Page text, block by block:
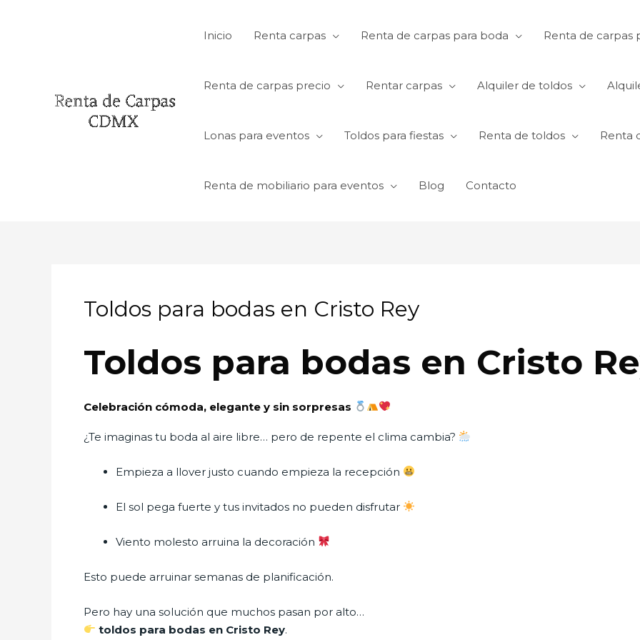
Inicio Renta carpas Renta de carpas para boda Renta de carpas
Renta de carpas precio Rentar carpas Alquiler de toldos
Lonas para eventos Toldos para fiestas Renta de toldos Renta
Renta de mobiliario para eventos Blog Contacto
Toldos para bodas en Cristo Rey
Toldos para bodas en Cristo
Celebración cómoda, elegante y sin sorpresas
¿Te imaginas tu boda al aire libre… pero de repente el clima cambia?
Empieza a llover justo cuando empieza la recepción
El sol pega fuerte y tus invitados no pueden disfrutar
Viento molesto arruina la decoración
Esto puede arruinar semanas de planificación.
Pero hay una solución que muchos pasan por alto…
toldos para bodas en Cristo Rey.